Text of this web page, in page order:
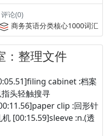
论(0)
商务英语分类核心1000词汇
：整理文件
cabinet :档案
头轻触搜寻
clip :回形针
[00:15.59]sleeve :n.(透